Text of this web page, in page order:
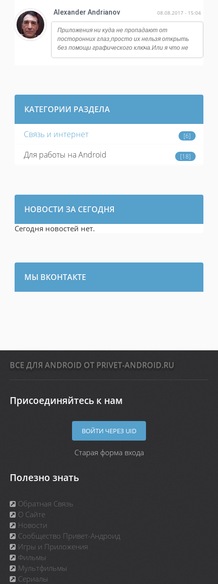
Alexander Andrianov 08.08.2017 - 15:04
Приложения ни куда не пропадают от
посторонних глаз,просто их нельзя открыть
без помощи графического ключа.Или я что не
так понял? У меня стоит замок на банковских
КАТЕГОРИИ РАЗДЕЛА
Связь и интернет [6]
Для работы на Android [18]
НОВОСТИ ЗА СЕГОДНЯ
Сегодня новостей нет.
МЫ ВКОНТАКТЕ
ВСЕ ДЛЯ ANDROID ОТ PRIVET-ANDROID.RU
Присоединяйтесь к нам
ВОЙТИ ЧЕРЕЗ UID
Старая форма входа
Полезно знать
Обратная Связь
О Сайте
Новости
Сообщество Привет-Андроид
Игры и Приложения
Фильмы
Мультфильмы
Сериалы